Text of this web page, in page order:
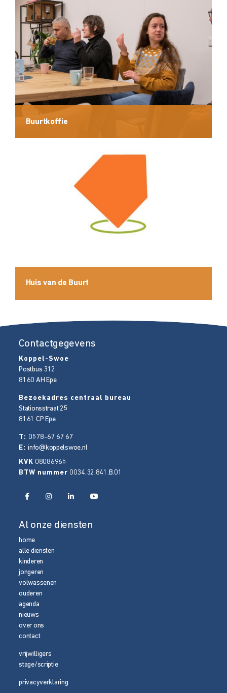
Buurtkoffie
Huis van de Buurt
Contactgegevens
Koppel-Swoe
Postbus 312
8160 AH Epe
Bezoekadres centraal bureau
Stationsstraat 25
8161 CP Epe
T: 0578-67 67 67
E:info@koppelswoe.nl
KVK 08086965
BTW nummer 0034.32.841.B.01
Al onze diensten
home
alle diensten
kinderen
jongeren
volwassenen
ouderen
agenda
nieuws
over ons
contact
vrijwilligers
stage/scriptie
privacyverklaring